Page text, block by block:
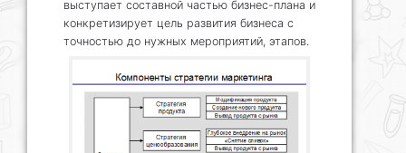
выступает составной частью бизнес-плана и
конкретизирует цель развития бизнеса с
точностью до нужных мероприятий, этапов.